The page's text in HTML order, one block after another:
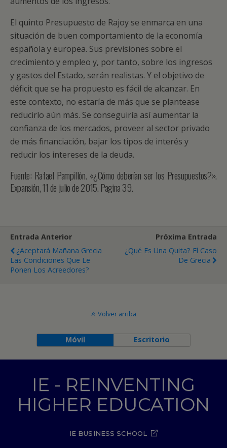
El quinto Presupuesto de Rajoy se enmarca en una
situación de buen comportamiento de la economía
española y europea. Sus previsiones sobre el
crecimiento y empleo y, por tanto, sobre los ingresos
y gastos del Estado, serán realistas. Y el objetivo de
déficit que se ha propuesto es fácil de alcanzar. En
este contexto, no estaría de más que se plantease
reducirlo aún más. Se conseguiría así aumentar la
confianza de los mercados, proveer al sector privado
de más financiación, bajar los tipos de interés y
reducir los intereses de la deuda.
Fuente: Rafael Pampillón. «¿Cómo deberían ser los Presupuestos?».
Expansión, 11 de julio de 2015. Pagina 39.
Entrada Anterior
¿Aceptará Mañana Grecia
Las Condiciones Que Le
Ponen Los Acreedores?
Próxima Entrada
¿Qué Es Una Quita? El Caso
De Grecia
Volver arriba
Móvil Escritorio
IE - REINVENTING
HIGHER EDUCATION
IE BUSINESS SCHOOL